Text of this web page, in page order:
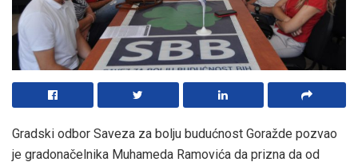
Gradski odbor Saveza za bolju budućnost Goražde pozvao
je gradonačelnika Muhameda Ramovića da prizna da od